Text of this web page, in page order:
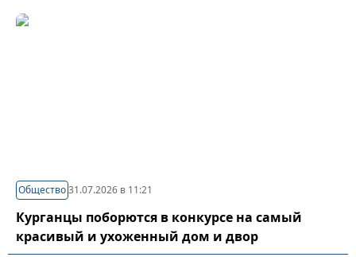
Общество31.07.2026 в 11:21
Курганцы поборются в конкурсе на самый
красивый и ухоженный дом и двор